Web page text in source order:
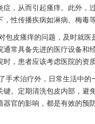
症，从而引起瘙痒。此外，
，性传播疾病如淋病、梅毒
包皮瘙痒的问题，及时就医
通常具备先进的医疗设备和
时，患者应该考虑医院的资
手术治疗外，日常生活中
键。定期清洗包皮内部，避
器官的影响，都是有效的预